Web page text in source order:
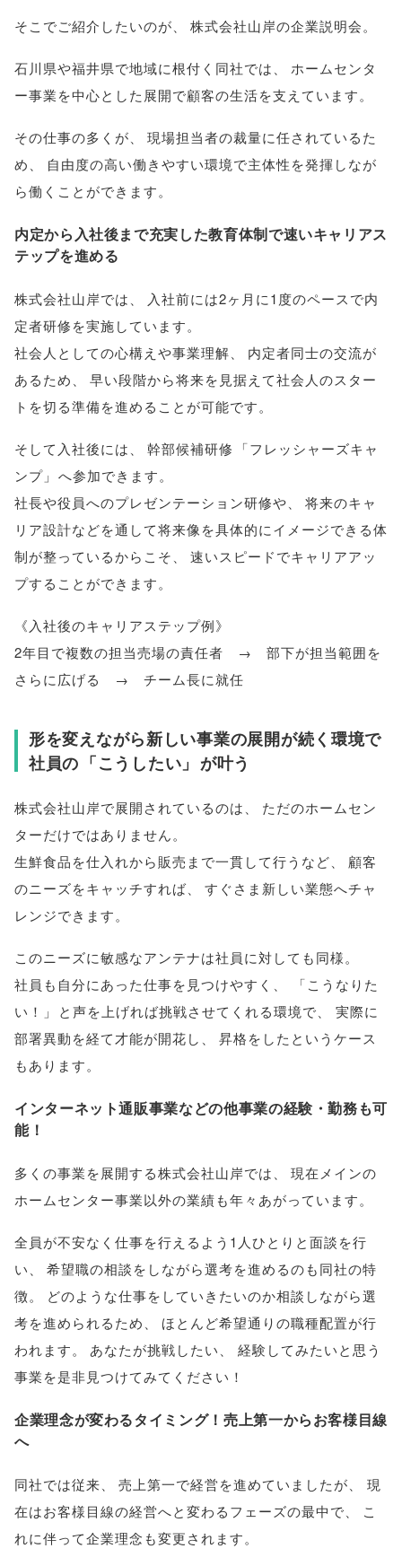
そこでご紹介したいのが、 株式会社山岸の企業説明会。
石川県や福井県で地域に根付く同社では、
ホームセンタ
ー事業を中心とした展開で顧客の生活を支えています。
その仕事の多くが、
現場担当者の裁量に任されているた
め、
自由度の高い働きやすい環境で主体性を発揮しなが
ら働くことができます。
内定から入社後まで充実した教育体制で速いキャリアス
テップを進める
株式会社山岸では
入社前には2ヶ月に1度のペースで内
定者研修を実施しています。
社会人としての心構えや事業理解
内定者同士の交流が
あるため
早い段階から将来を見据えて社会人のスター
トを切る準備を進めることが可能です。
そして入社後には 幹部候補研修 「フレッシャーズキャ
ンプ」 へ参加できます。
社長や役員へのプレゼンテーション研修や
将来のキャ
リア設計などを通して将来像を具体的にイメージできる体
制が整っているからこそ
速いスピードでキャリアアッ
プすることができます。
《入社後のキャリアステップ例》
2年目で複数の担当売場の責任者 → 部下が担当範囲を
さらに広げる → チーム長に就任
形を変えながら新しい事業の展開が続く環境で
社員の 「こうしたい 」 が叶う
株式会社山岸で展開されているのは
ただのホームセン
ターだけではありません。
生鮮食品を仕入れから販売まで一貫して行うなど
顧客
のニーズをキャッチすれば、
すぐさま新しい業態へチャ
レンジできます。
このニーズに敏感なアンテナは社員に対しても同様。
社員も自分にあった仕事を見つけやすく
「こうなりた
い！ 」 と声を上げれば挑戦させてくれる環境で
実際に
部署異動を経て才能が開花し
昇格をしたというケース
もあります。
インターネット通販事業などの他事業の経験・勤務も可
能！
多くの事業を展開する株式会社山岸では
現在メインの
ホームセンター事業以外の業績も年々あがっています。
全員が不安なく仕事を行えるよう1人ひとりと面談を行
い
希望職の相談をしながら選考を進めるのも同社の特
徴。
どのような仕事をしていきたいのか相談しながら選
考を進められるため
ほとんど希望通りの職種配置が行
われます。 あなたが挑戦したい
経験してみたいと思う
事業を是非見つけてみてください！
企業理念が変わるタイミング！売上第一からお客様目線
へ
同社では従来 売上第一で経営を進めていましたが
現
在はお客様目線の経営へと変わるフェーズの最中で
こ
れに伴って企業理念も変更されます。